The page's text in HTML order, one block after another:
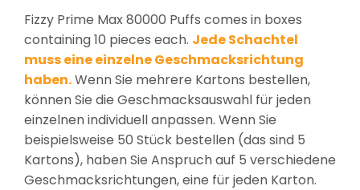
Fizzy Prime Max 80000 Puffs comes in boxes
containing 10 pieces each. Jede Schachtel
muss eine einzelne Geschmacksrichtung
haben.Wenn Sie mehrere Kartons bestellen,
können Sie die Geschmacksauswahl für jeden
einzelnen individuell anpassen. Wenn Sie
beispielsweise 50 Stück bestellen (das sind 5
Kartons), haben Sie Anspruch auf 5 verschiedene
Geschmacksrichtungen, eine für jeden Karton.